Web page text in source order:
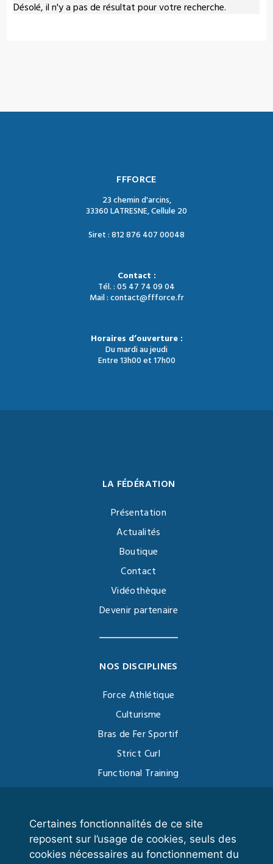
Certaines fonctionnalités de ce site
reposent sur l’usage de cookies, seuls des
cookies nécessaires au fonctionnement du
Désolé, il n'y a pas de résultat pour votre recherche.
FFFORCE
23 chemin d'arcins,
33360 LATRESNE, Cellule 20
Siret : 812 876 407 00048
Contact :
Tél. : 05 47 74 09 04
Mail : contact@ffforce.fr
Horaires d’ouverture :
Du mardi au jeudi
Entre 13h00 et 17h00
LA FÉDÉRATION
Présentation
Actualités
Boutique
Contact
Vidéothèque
Devenir partenaire
NOS DISCIPLINES
Force Athlétique
Culturisme
Bras de Fer Sportif
Strict Curl
Functional Training
VOS ESPACES